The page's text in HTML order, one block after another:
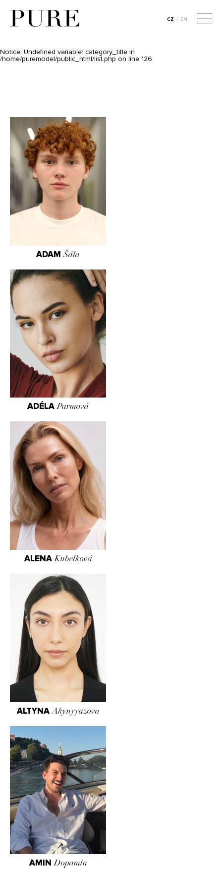
Notice: Undefined variable: category_id in
/home/puremodel/public_html/list.php
Notice: Undefined variable: category_title in
/home/puremodel/public_html/list.php on line 126
CZ / EN
CZ / EN
ADAM Šála
ADÉLA Parmová
ALENA Kubelková
ALTYNA Akynyyazova
AMIN Dopamin